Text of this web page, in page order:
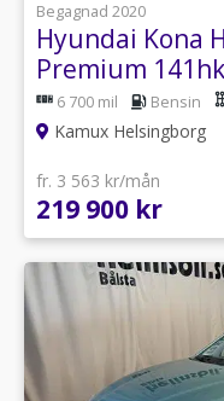
Begagnad 2020
Hyundai Kona
Premium 141hk
6 700 mil Bensin
Kamux Helsingborg
fr. 3 563 kr/mån
219 900 kr